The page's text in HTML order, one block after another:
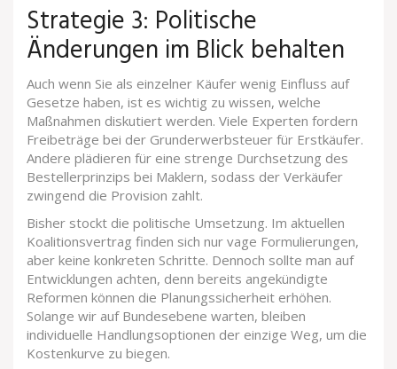
Strategie 3: Politische
Änderungen im Blick behalten
Auch wenn Sie als einzelner Käufer wenig Einfluss auf
Gesetze haben, ist es wichtig zu wissen, welche
Maßnahmen diskutiert werden. Viele Experten fordern
Freibeträge bei der Grunderwerbsteuer für Erstkäufer.
Andere plädieren für eine strenge Durchsetzung des
Bestellerprinzips bei Maklern, sodass der Verkäufer
zwingend die Provision zahlt.
Bisher stockt die politische Umsetzung. Im aktuellen
Koalitionsvertrag finden sich nur vage Formulierungen,
aber keine konkreten Schritte. Dennoch sollte man auf
Entwicklungen achten, denn bereits angekündigte
Reformen können die Planungssicherheit erhöhen.
Solange wir auf Bundesebene warten, bleiben
individuelle Handlungsoptionen der einzige Weg, um die
Kostenkurve zu biegen.